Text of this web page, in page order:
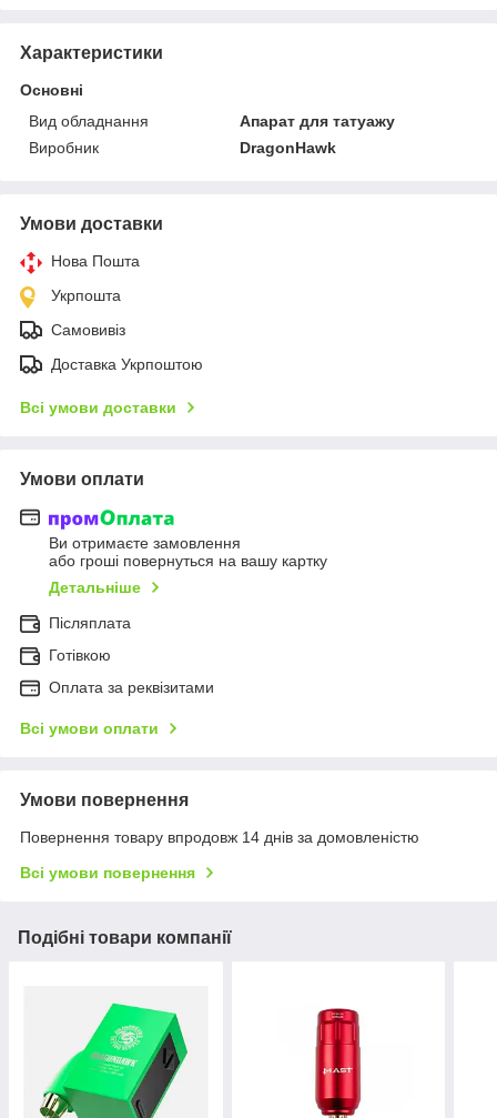
Характеристики
Основні
Вид обладнання
Апарат для татуажу
Виробник
DragonHawk
Умови доставки
Нова Пошта
Укрпошта
Самовивіз
Доставка Укрпоштою
Всі умови доставки
Умови оплати
Ви отримаєте замовлення
або гроші повернуться на вашу картку
Детальніше
Післяплата
Готівкою
Оплата за реквізитами
Всі умови оплати
Умови повернення
Повернення товару впродовж 14 днів за домовленістю
Всі умови повернення
Подібні товари компанії